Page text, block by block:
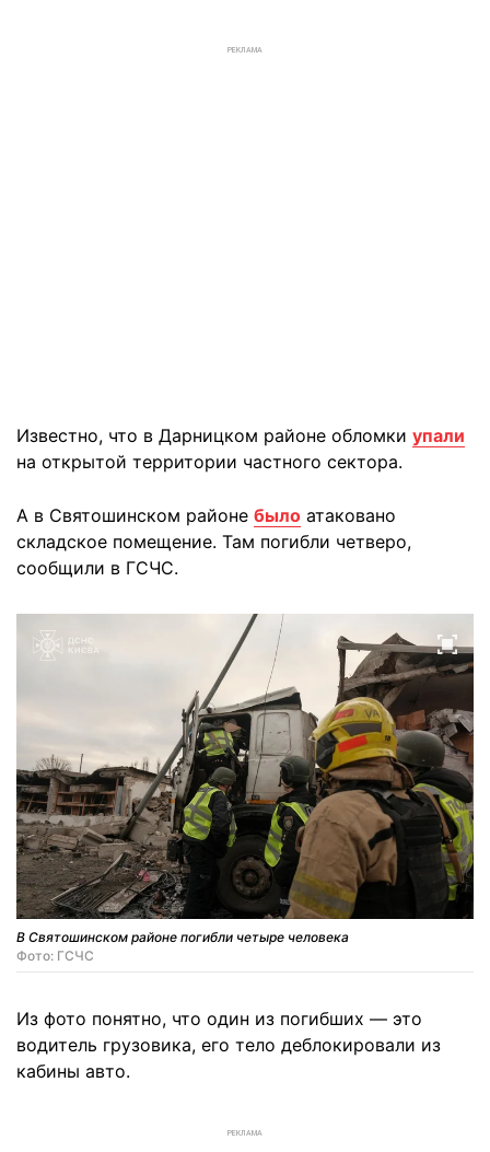
РЕКЛАМА
Известно, что в Дарницком районе обломки упали
на открытой территории частного сектора.
А в Святошинском районе было атаковано
складское помещение. Там погибли четверо,
сообщили в ГСЧС.
В Святошинском районе погибли четыре человека
Фото: ГСЧС
Из фото понятно, что один из погибших — это
водитель грузовика, его тело деблокировали из
кабины авто.
РЕКЛАМА